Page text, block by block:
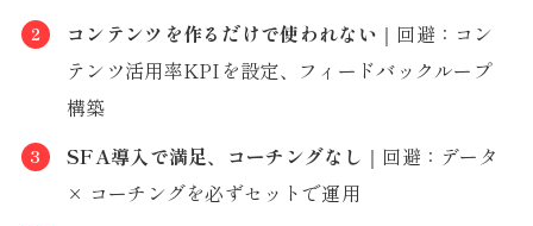
コンテンツを作るだけで使われない ｜回避：コン
テンツ活用率KPIを設定、フィードバックループ
構築
SFA導入で満足、コーチングなし ｜回避：データ
× コーチングを必ずセットで運用